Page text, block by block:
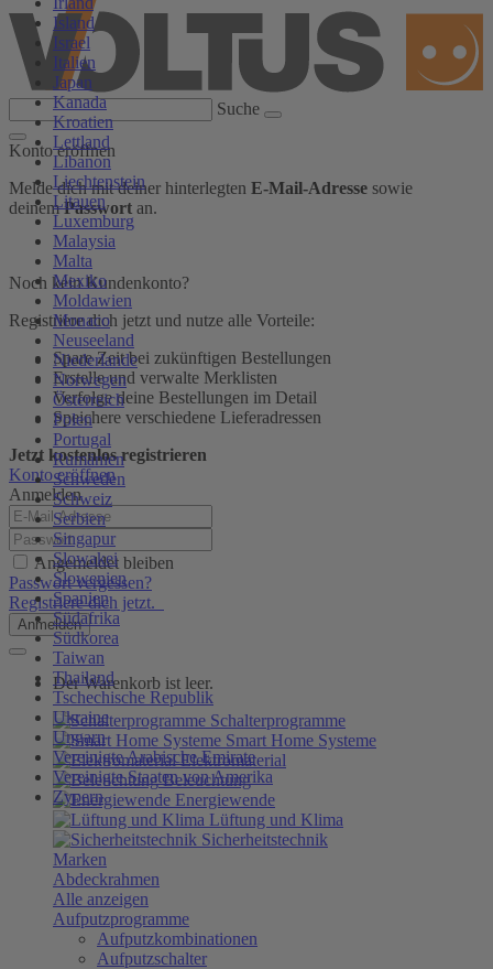
Island
Israel
Italien
Japan
Kanada
Kroatien
Lettland
Libanon
Liechtenstein
Litauen
Luxemburg
Malaysia
Malta
Mexiko
Moldawien
Monaco
Neuseeland
Niederlande
Norwegen
Österreich
Polen
Portugal
Rumänien
Schweden
Schweiz
Serbien
Singapur
Slowakei
Slowenien
Spanien
Südafrika
Südkorea
Taiwan
Thailand
Tschechische Republik
Ukraine
Ungarn
Vereinigte Arabische Emirate
Vereinigte Staaten von Amerika
Zypern
Suche
Konto eröffnen
Melde dich mit deiner hinterlegten E-Mail-Adresse sowie
deinemPasswort an.
Noch kein Kundenkonto?
Registriere dich jetzt und nutze alle Vorteile:
Spare Zeit bei zukünftigen Bestellungen
Erstelle und verwalte Merklisten
Verfolge deine Bestellungen im Detail
Speichere verschiedene Lieferadressen
Jetzt kostenlos registrieren
Konto eröffnen
Anmelden
Angemeldet bleiben
Passwort vergessen?
Registriere dich jetzt.
Anmelden
Der Warenkorb ist leer.
Schalterprogramme
Smart Home Systeme
Elektromaterial
Beleuchtung
Energiewende
Lüftung und Klima
Sicherheitstechnik
Marken
Abdeckrahmen
Alle anzeigen
Aufputzprogramme
Aufputzkombinationen
Aufputzschalter